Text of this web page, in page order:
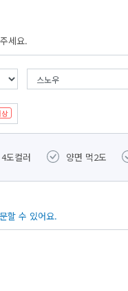
세요.
도컬러 양면 먹2도
할 수 있어요.